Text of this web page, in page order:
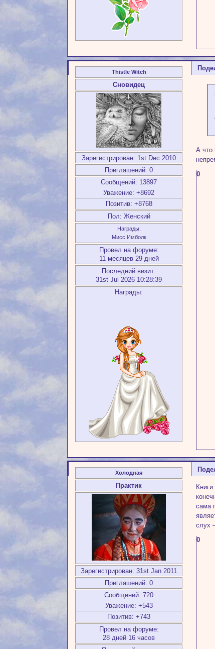
Thistle Witch
Сновидец
Зарегистрирован: 1st Dec 2010
Приглашений: 0
Сообщений: 13897
Уважение: +8692
Позитив: +8768
Пол: Женский
Награды:
Мисс Имболк
Провел на форуме:
11 месяцев 29 дней
Последний визит:
31st Jul 2026 10:28:39
Награды:
А что
0
Холодная
Практик
Зарегистрирован: 31st Jan 2011
Приглашений: 0
Сообщений: 720
Уважение: +543
Позитив: +743
Провел на форуме:
28 дней 16 часов
сама
слух
0